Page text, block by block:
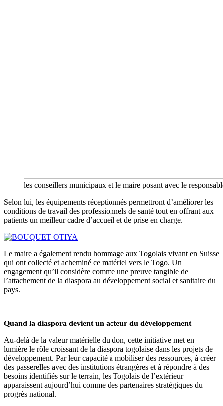
les conseillers municipaux et le maire posant avec le
Selon lui, les équipements réceptionnés permettront d’améliorer les
conditions de travail des professionnels de santé tout en offrant aux
patients un meilleur cadre d’accueil et de prise en charge.
Le maire a également rendu hommage aux Togolais vivant en Suisse
qui ont collecté et acheminé ce matériel vers le Togo. Un
engagement qu’il considère comme une preuve tangible de
l’attachement de la diaspora au développement social et sanitaire du
pays.
Quand la diaspora devient un acteur du développement
Au-delà de la valeur matérielle du don, cette initiative met en
lumière le rôle croissant de la diaspora togolaise dans les projets de
développement. Par leur capacité à mobiliser des ressources, à créer
des passerelles avec des institutions étrangères et à répondre à des
besoins identifiés sur le terrain, les Togolais de l’extérieur
apparaissent aujourd’hui comme des partenaires stratégiques du
progrès national.